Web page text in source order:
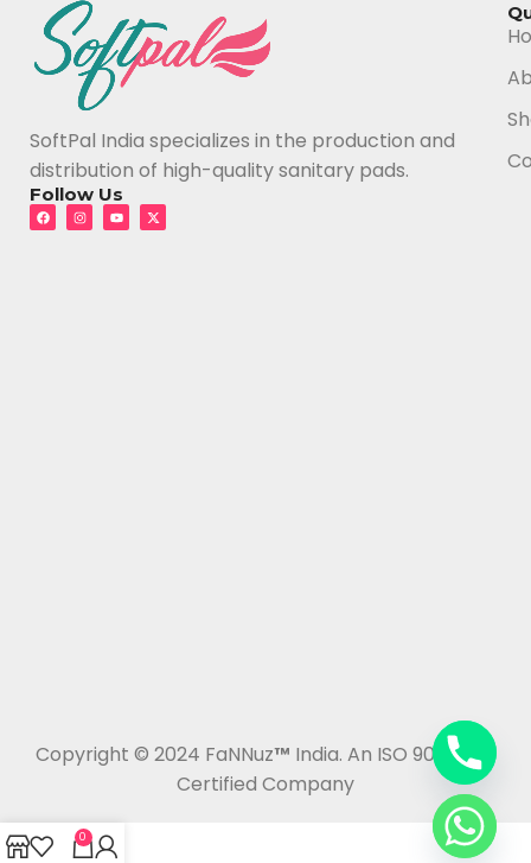
SoftPal India specializes in the production and
distribution of high-quality sanitary pads.
Follow Us
Copyright © 2024 FaNNuz™ India. An ISO 9001:2015
Certified Company
0